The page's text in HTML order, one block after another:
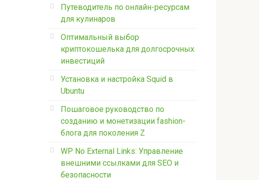
Путеводитель по онлайн-ресурсам
для кулинаров
Оптимальный выбор
криптокошелька для долгосрочных
инвестиций
Установка и настройка Squid в
Ubuntu
Пошаговое руководство по
созданию и монетизации fashion-
блога для поколения Z
WP No External Links: Управление
внешними ссылками для SEO и
безопасности